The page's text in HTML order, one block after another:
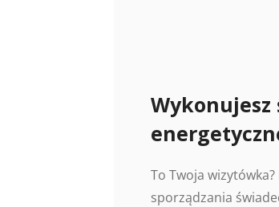
To Twoja
sporządzania